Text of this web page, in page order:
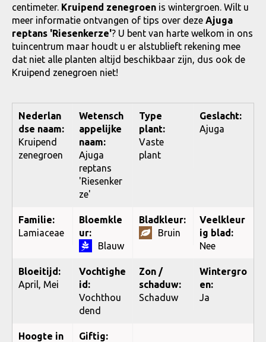
centimeter. Kruipend zenegroen is wintergroen. Wilt u
meer informatie ontvangen of tips over deze Ajuga
reptans 'Riesenkerze'? U bent van harte welkom in ons
tuincentrum maar houdt u er alstublieft rekening mee
dat niet alle planten altijd beschikbaar zijn, dus ook de
Kruipend zenegroen niet!
Nederlan
dse naam:
Kruipend
zenegroen
Wetensch
appelijke
naam:
Ajuga
reptans
'Riesenker
ze'
Type
plant:
Vaste
plant
Geslacht:
Ajuga
Familie:
Lamiaceae
Bloemkle
ur:
Blauw
Bladkleur:
Bruin
Veelkleur
ig blad:
Nee
Bloeitijd:
April, Mei
Vochtighe
id:
Vochthou
dend
Zon /
schaduw:
Schaduw
Wintergro
en:
Ja
Hoogte in
Giftig: